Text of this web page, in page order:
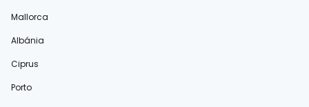
Mallorca
Albánia
Ciprus
Porto